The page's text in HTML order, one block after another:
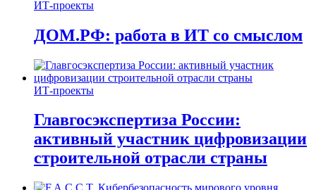
ИТ-проекты
ДОМ.РФ: работа в ИТ со смыслом
ИТ-проекты
Главгосэкспертиза России:
активный участник цифровизации
строительной отрасли страны